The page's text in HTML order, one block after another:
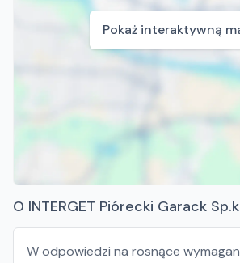
Pokaż interaktywną
O INTERGET Piórecki Garack Sp.k
W odpowiedzi na rosnące